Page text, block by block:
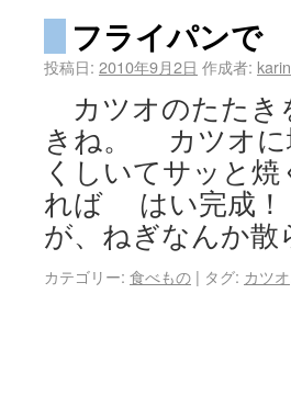
フライパンで
投稿日: 2010年9月2日 作成者: karin
カツオのたたき
きね。 カツオに
くしいてサッと
れば はい完成！
が、ねぎなんか
カテゴリー: 食べもの | タグ: カツオ